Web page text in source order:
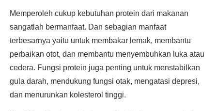
Memperoleh cukup kebutuhan protein dari makanan
sangatlah bermanfaat. Dan sebagian manfaat
terbesarnya yaitu untuk membakar lemak, membantu
perbaikan otot, dan membantu menyembuhkan luka atau
cedera. Fungsi protein juga penting untuk menstabilkan
gula darah, mendukung fungsi otak, mengatasi depresi,
dan menurunkan kolesterol tinggi.